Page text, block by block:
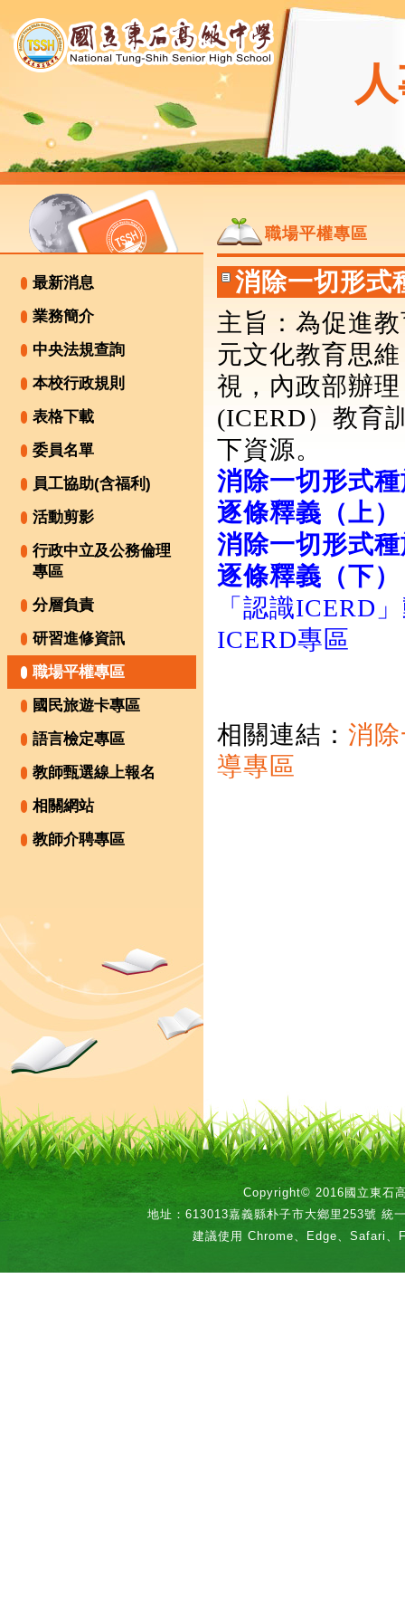
最新消息
業務簡介
中央法規查詢
本校行政規則
表格下載
委員名單
員工協助(含福利)
活動剪影
行政中立及公務倫理
專區
分層負責
研習進修資訊
職場平權專區
國民旅遊卡專區
語言檢定專區
教師甄選線上報名
相關網站
教師介聘專區
職場平權專區
消除一切形式
主旨：為促進
元文化教育思
視 ， 內政部辦
(ICERD）教育
下資源。
消除一切形式
逐條釋義（上）
消除一切形式
逐條釋義（下）
「認識ICERD
ICERD專區
相關連結： 消
導專區
Copyright© 2016國立東石
地址：613013嘉義縣朴子市大鄉里253號 統
建議使用 Chrome、Edge、Safari